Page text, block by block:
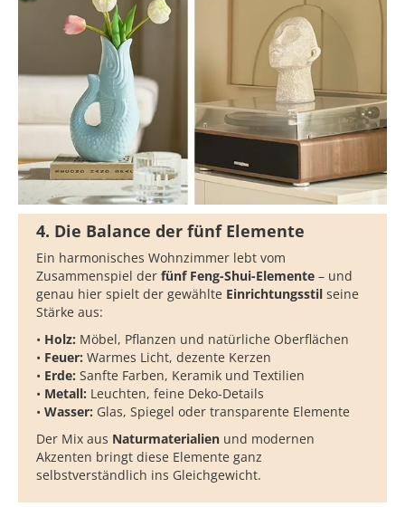
4. Die Balance der fünf Elemente
Ein harmonisches Wohnzimmer lebt vom
Zusammenspiel der fünf Feng-Shui-Elemente – und
genau hier spielt der gewählte Einrichtungsstil seine
Stärke aus:
• Holz: Möbel, Pflanzen und natürliche Oberflächen
• Feuer: Warmes Licht, dezente Kerzen
• Erde: Sanfte Farben, Keramik und Textilien
• Metall: Leuchten, feine Deko-Details
• Wasser: Glas, Spiegel oder transparente Elemente
Der Mix aus Naturmaterialien und modernen
Akzenten bringt diese Elemente ganz
selbstverständlich ins Gleichgewicht.